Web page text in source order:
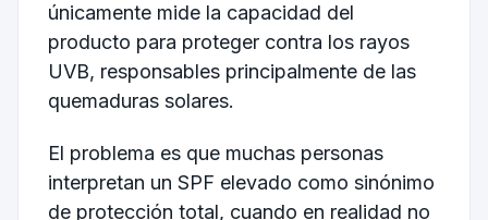
únicamente mide la capacidad del
producto para proteger contra los rayos
UVB, responsables principalmente de las
quemaduras solares.
El problema es que muchas personas
interpretan un SPF elevado como sinónimo
de protección total, cuando en realidad no